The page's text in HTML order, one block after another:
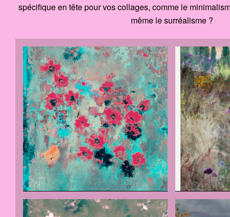
spécifique en tête pour vos collages, comme le
même le surréalisme ?
Toile